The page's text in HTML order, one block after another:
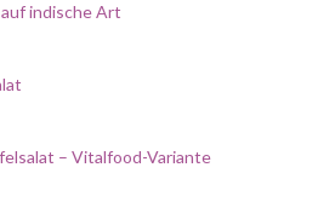
indische Art
– Vitalfood-Variante